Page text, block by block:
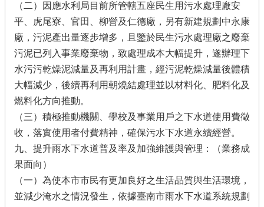
（二）因應水利局目前所管轄五座民生用污水處理廠安
平、虎尾寮、官田、柳營及仁德廠，另有新建規劃中永康
廠，污泥產出量逐步增多，且鑒於民生污水處理廠之廢棄
污泥已列入事業廢棄物，致處理成本大幅提升，遂辦理下
水污污乾燥泥減量及再利用計畫，經污泥乾燥減量後體積
大幅減少，後續再利用朝燒結處理並以材料化、肥料化及
燃料化方向推動。
（三）積極推動機關、學校及事業用戶之下水道使用費徵
收，落實使用者付費精神，確保污水下水道永續經營。
九、提升雨水下水道普及率及加強維護與管理：（業務成
果面向）
（一）為使本市市民有更加良好之生活品質與生活環境，
並減少淹水之情況發生，依據臺南市雨水下水道系統規劃